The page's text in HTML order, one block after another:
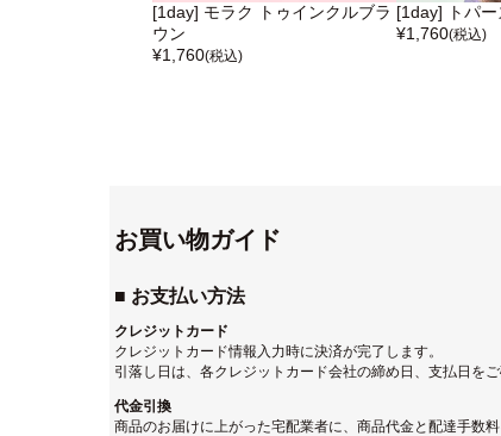
[1day] モラク トゥインクルブラ
ウン
¥1,760(税込)
[1day] トパ
¥1,760(税込)
お買い物ガイド
■ お支払い方法
クレジットカード
クレジットカード情報入力時に決済が完了します。
引落し日は、各クレジットカード会社の締め日、支払日をご
代金引換
商品のお届けに上がった宅配業者に、商品代金と配達手数